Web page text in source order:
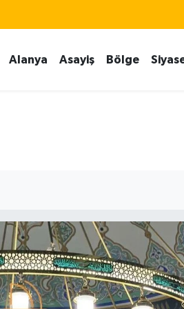
Alanya Asayiş Bölge